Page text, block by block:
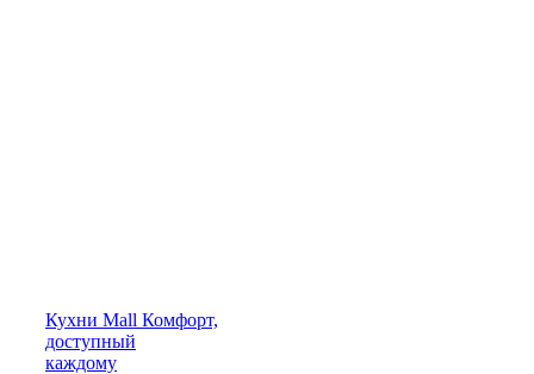
Кухни Mall Комфорт,
доступный
каждому